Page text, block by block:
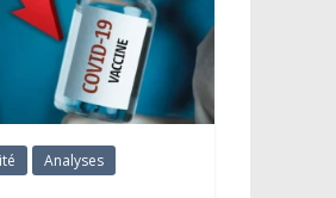
Analyses